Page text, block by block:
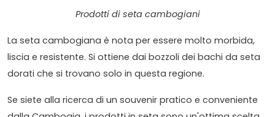
Prodotti di seta cambogiani
La seta cambogiana è nota per essere molto morbida,
liscia e resistente. Si ottiene dai bozzoli dei bachi da seta
dorati che si trovano solo in questa regione.
Se siete alla ricerca di un souvenir pratico e conveniente